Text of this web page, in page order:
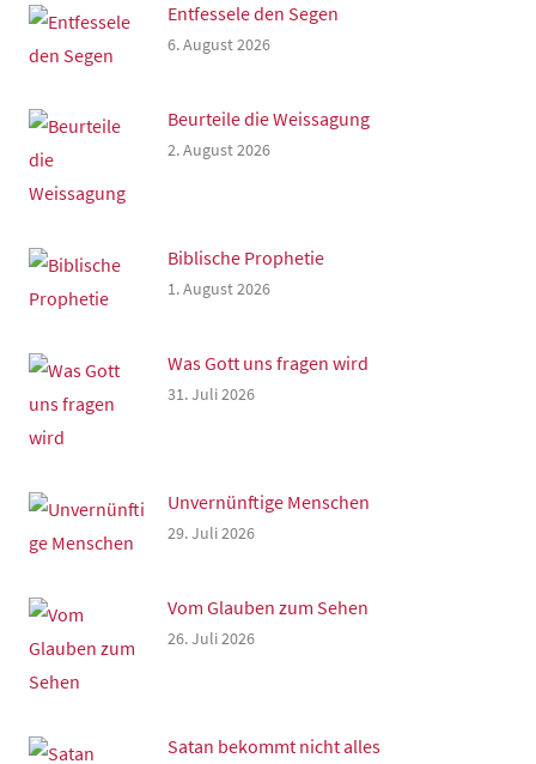
Entfessele den Segen
6. August 2026
Beurteile die Weissagung
2. August 2026
Biblische Prophetie
1. August 2026
Was Gott uns fragen wird
31. Juli 2026
Unvernünftige Menschen
29. Juli 2026
Vom Glauben zum Sehen
26. Juli 2026
Satan bekommt nicht alles